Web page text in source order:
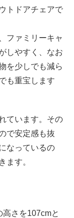
トドアチェアで
ファミリーキャ
しやすく、なお
を少しでも減ら
も重宝します
ています。その
で安定感も抜
なっているの
ます。
さを107cmと